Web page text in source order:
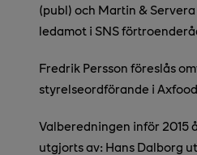
(publ) och Martin &
ledamot i SNS
Fredrik Persson föreslås
styrelseordförande i
Valberedningen inför 2015
utgjorts av: Hans Dalborg